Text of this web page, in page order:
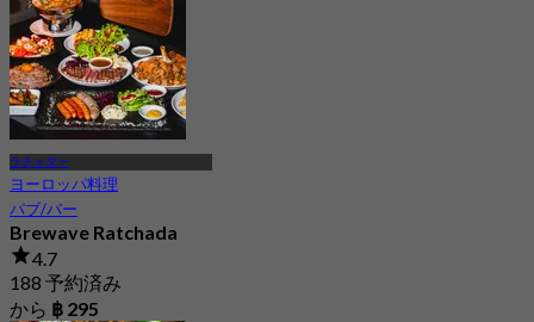
ラチャダー
ヨーロッパ料理
パブ/バー
Brewave Ratchada
4.7
188 予約済み
から ฿ 295